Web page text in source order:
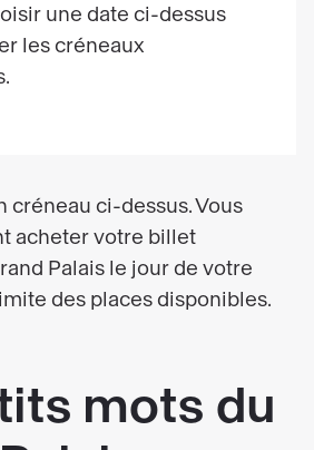
une date ci-dessus
les créneaux
créneau ci-dessus. Vous
acheter votre billet
Palais le jour de votre
des places disponibles.